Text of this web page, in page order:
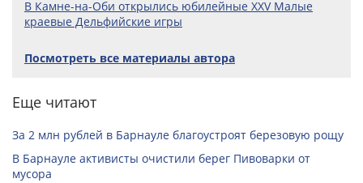
В Камне-на-Оби открылись юбилейные XXV Малые
краевые Дельфийские игры
Посмотреть все материалы автора
Еще читают
За 2 млн рублей в Барнауле благоустроят березовую рощу
В Барнауле активисты очистили берег Пивоварки от
мусора